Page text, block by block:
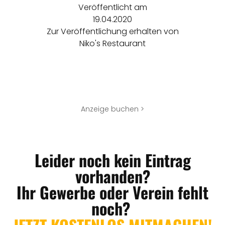
Veröffentlicht am
19.04.2020
Zur Veröffentlichung erhalten von
Niko's Restaurant
Anzeige buchen >
Leider noch kein Eintrag
vorhanden?
Ihr Gewerbe oder Verein fehlt
noch?